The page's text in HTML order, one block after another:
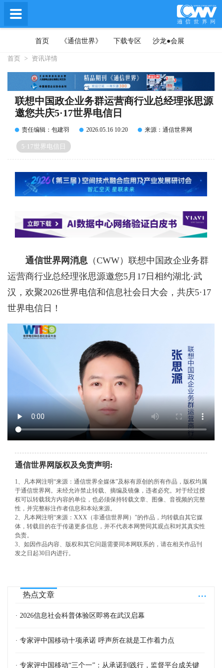
首页 《通信世界》 下载专区 沙龙●会展
首页 > 资讯详情
联想中国政企业务群运营商行业总经理张思源
邀您共庆5·17世界电信日
责任编辑：包建羽 2026.05.16 10:20 来源：通信世界网
5·17世界电信日
通信世界网消息 （CWW）联想中国政企业务群
运营商行业总经理张思源邀您5月17日相约湖北·武
汉，欢聚2026世界电信和信息社会日大会，共庆5·17
世界电信日！
通信世界网版权及免责声明:
1、凡本网注明“来源：通信世界全媒体”及标有原创的所有作品，版权均属
于通信世界网。未经允许禁止转载、摘编及镜像，违者必究。对于经过授
权可以转载我方内容的单位，也必须保持转载文章、图像、音视频的完整
性，并完整标注作者信息和本站来源。
2、凡本网注明“来源：XXX（非通信世界网）”的作品，均转载自其它媒
体，转载目的在于传递更多信息，并不代表本网赞同其观点和对其真实性
负责。
3、如因作品内容、版权和其它问题需要同本网联系的，请在相关作品刊
发之日起30日内进行。
...
热点文章
· 2026信息社会科普体验区即将在武汉启幕
· 专家评中国移动十项承诺 呼声所在就是工作着力点
· 专家评中国移动“三个一”：从承诺到践行，监督平台成关键